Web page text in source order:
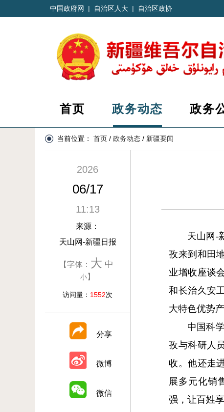
中国政府网 | 自治区人大 | 自治区政协
首页 政务动态 政务
当前位置： 首页 / 政务动态 / 新疆要闻
2026
06/17
11:13
来源：
天山网-新疆日报
【字体： 大 中
小】
访问量： 1552次
分享
微博
微信
天山网-
孜来到和田
业增收座谈
和长治久安
大特色优势
中国科
孜与科研人
收。他还走
展多元化销
强，让百姓